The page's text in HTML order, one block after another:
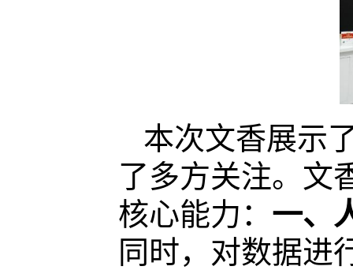
本次文香展示
了多方关注。文
核心能力： 一、
同时，对数据进